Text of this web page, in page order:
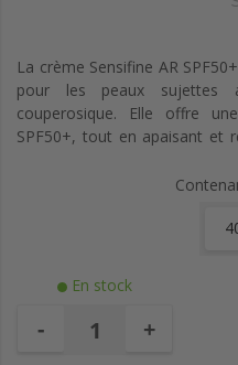
La crème Sensifine AR
pour les peaux sujettes
couperosique. Elle offre
SPF50+, tout en apaisant et
actifs améliorent la
Hypoallergénique et non
laisser de traces
dermatologique, elle
efficacité prouvée sur les
Profitez d'une protection
En stock
- +